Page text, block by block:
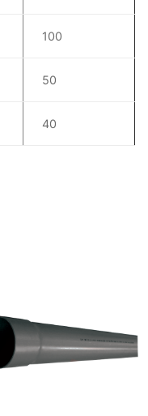
100
50
40